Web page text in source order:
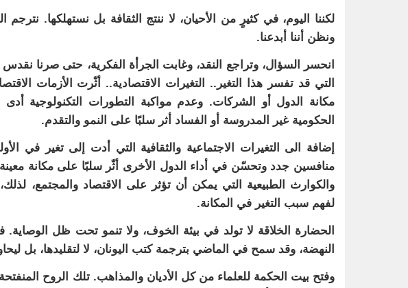
لكننا اليوم، في كثيرٍ من الأحيان، لا ننتج الثقافة بل نستهلكها. نترجم
ونظن أننا أبدعنا.
انحسر السؤال، وتراجع النقد، وغابت الجرأة الفكرية، حتى صرنا
التي قد تفسر هذا التغير.. التغيرات الاقتصادية.. أثّرت الأزمات
مكانة الدول أو الشركات. وعدم مواكبة التطورات التكنولوجية
الحكومية غير المدروسة أو الفساد أثر سلبًا على النمو والتقدم.
إضافة الى التغيرات الاجتماعية والثقافية التي أدت إلى تغير في
منافسين جدد وتحسّن في أداء الدول الأخرى أثّر سلبًا على مكانة معينة.
والكوارث الطبيعية التي يمكن أن تؤثر على الاقتصاد والمجتمع،
لفهم سبب التغير في المكانة.
الحضارة الخلاقة لا تولد في بيئة الخوف، ولا تنمو تحت ظل الوصاية.
النهضة، وقد سمح في الماضي بترجمة كتب اليونان، لا لتقليدها، بل
وفتح بيت الحكمة للعلماء من كل الأديان والمذاهب. تلك الروح